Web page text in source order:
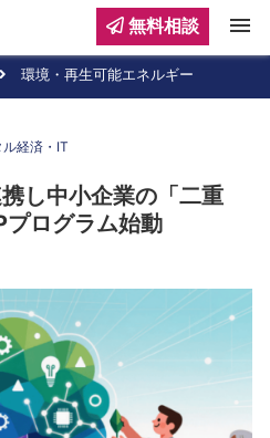
環境・再生可能エネルギー
経済・IT
し中小企業の「二重
ログラム始動
無料相談 menu